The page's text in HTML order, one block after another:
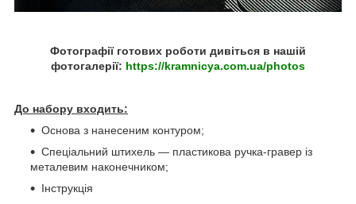
Фотографії готових роботи дивіться в нашій
фотогалерії: https://kramnicya.com.ua/photos
До набору входить:
Основа з нанесеним контуром;
Спеціальний штихель — пластикова ручка-гравер із
металевим наконечником;
Інструкція